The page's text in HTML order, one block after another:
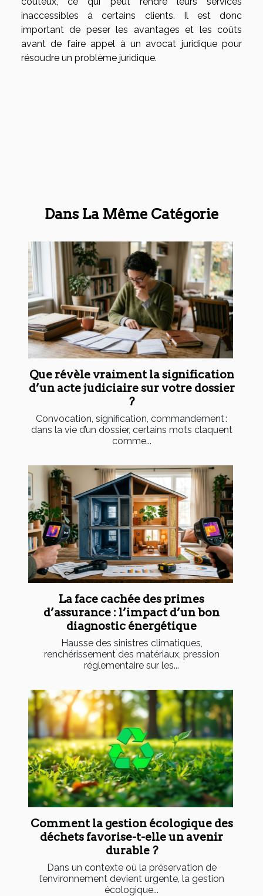
inaccessibles à certains clients. Il est donc
important de peser les avantages et les coûts
avant de faire appel à un avocat juridique pour
résoudre un problème juridique.
Dans La Même Catégorie
Que révèle vraiment la signification
d’un acte judiciaire sur votre dossier
?
Convocation, signification, commandement :
dans la vie d’un dossier, certains mots claquent
comme...
La face cachée des primes
d’assurance : l’impact d’un bon
diagnostic énergétique
Hausse des sinistres climatiques,
renchérissement des matériaux, pression
réglementaire sur les...
Comment la gestion écologique des
déchets favorise-t-elle un avenir
durable ?
Dans un contexte où la préservation de
l’environnement devient urgente, la gestion
écologique...